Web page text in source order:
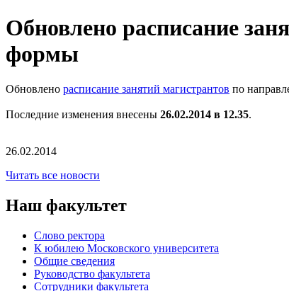
Обновлено расписание
формы
Обновлено расписание занятий магистрантов по
Последние изменения внесены 26.02.2014 в 12.35.
26.02.2014
Читать все новости
Наш факультет
Слово ректора
К юбилею Московского университета
Общие сведения
Руководство факультета
Сотрудники факультета